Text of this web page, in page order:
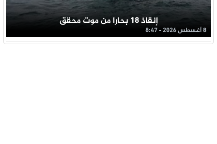
إنقاذ 18 بحارا من موت محقق
8 أغسطس 2026 - 8:47